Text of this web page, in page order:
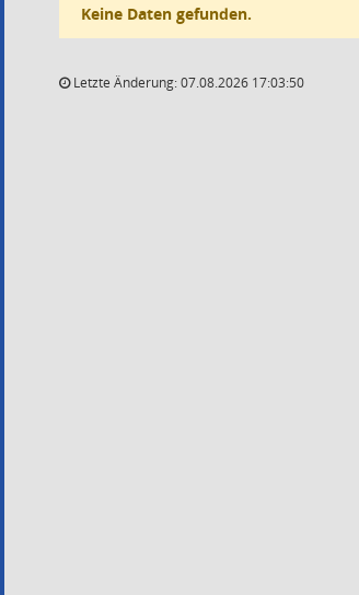
Keine Daten gefunden.
Letzte Änderung: 07.08.2026 17:03:50